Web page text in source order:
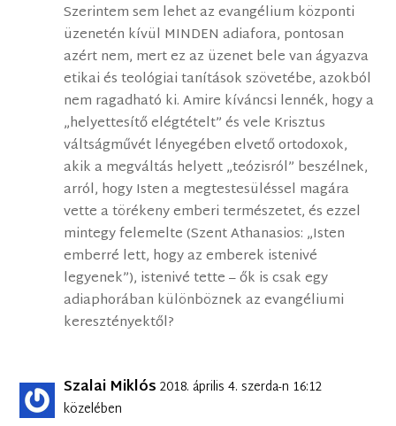
Szerintem sem lehet az evangélium központi
üzenetén kívül MINDEN adiafora, pontosan
azért nem, mert ez az üzenet bele van ágyazva
etikai és teológiai tanítások szövetébe, azokból
nem ragadható ki. Amire kíváncsi lennék, hogy a
„helyettesítő elégtételt” és vele Krisztus
váltságművét lényegében elvető ortodoxok,
akik a megváltás helyett „teózisról” beszélnek,
arról, hogy Isten a megtestesüléssel magára
vette a törékeny emberi természetet, és ezzel
mintegy felemelte (Szent Athanasios: „Isten
emberré lett, hogy az emberek istenivé
legyenek”), istenivé tette – ők is csak egy
adiaphorában különböznek az evangéliumi
keresztényektől?
Szalai Miklós 2018. április 4. szerda-n 16:12
közelében